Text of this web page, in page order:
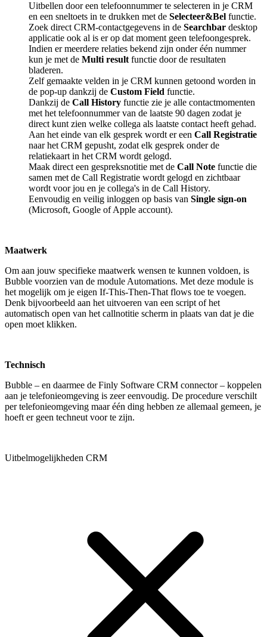
Uitbellen door een telefoonnummer te selecteren in je CRM
en een sneltoets in te drukken met de Selecteer&Bel functie.
Zoek direct CRM-contactgegevens in de Searchbar desktop
applicatie ook al is er op dat moment geen telefoongesprek.
Indien er meerdere relaties bekend zijn onder één nummer
kun je met de Multi result functie door de resultaten
bladeren.
Zelf gemaakte velden in je CRM kunnen getoond worden in
de pop-up dankzij de Custom Field functie.
Dankzij de Call History functie zie je alle contactmomenten
met het telefoonnummer van de laatste 90 dagen zodat je
direct kunt zien welke collega als laatste contact heeft gehad.
Aan het einde van elk gesprek wordt er een Call Registratie
naar het CRM gepusht, zodat elk gesprek onder de
relatiekaart in het CRM wordt gelogd.
Maak direct een gespreksnotitie met de Call Note functie die
samen met de Call Registratie wordt gelogd en zichtbaar
wordt voor jou en je collega's in de Call History.
Eenvoudig en veilig inloggen op basis van Single sign-on
(Microsoft, Google of Apple account).
Maatwerk
Om aan jouw specifieke maatwerk wensen te kunnen voldoen, is
Bubble voorzien van de module Automations. Met deze module is
het mogelijk om je eigen If-This-Then-That flows toe te voegen.
Denk bijvoorbeeld aan het uitvoeren van een script of het
automatisch open van het callnotitie scherm in plaats van dat je die
open moet klikken.
Technisch
Bubble – en daarmee de Finly Software CRM connector – koppelen
aan je telefonieomgeving is zeer eenvoudig. De procedure verschilt
per telefonieomgeving maar één ding hebben ze allemaal gemeen, je
hoeft er geen techneut voor te zijn.
Uitbelmogelijkheden CRM